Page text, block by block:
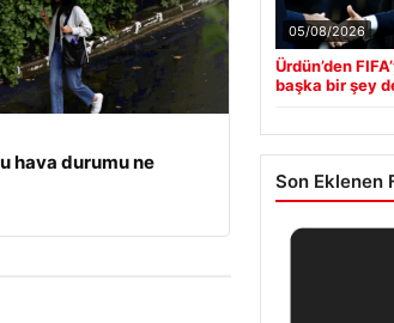
hava durumu ne
05/08/2026
Ürdün’den
başka bir şey
Son Eklenen